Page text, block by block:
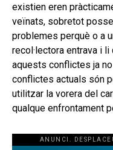
existien eren
veïnats, sobretot
problemes perquè o a
recol·lectora entrava i
aquests conflictes ja
conflictes actuals són
utilitzar la vorera del
qualque enfrontament
ANUNCI.